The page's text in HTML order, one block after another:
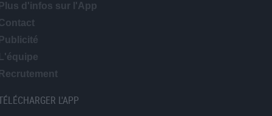
d'infos sur l'App
L'APP